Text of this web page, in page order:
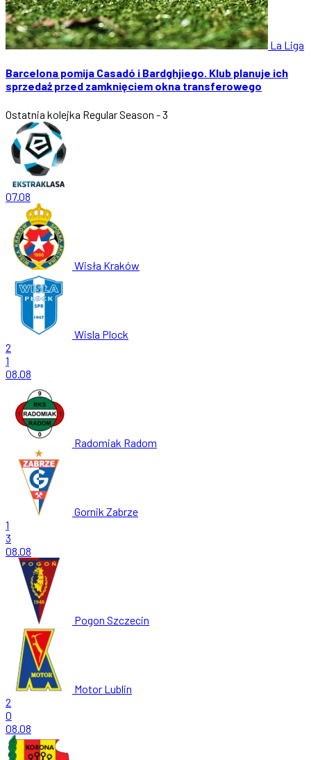
La Liga
Barcelona pomija Casadó i Bardghjiego. Klub planuje ich
sprzedaż przed zamknięciem okna transferowego
Ostatnia kolejka Regular Season - 3
07.08
Wisła Kraków
Wisla Plock
2
1
08.08
Radomiak Radom
Gornik Zabrze
1
3
08.08
Pogon Szczecin
Motor Lublin
2
0
08.08